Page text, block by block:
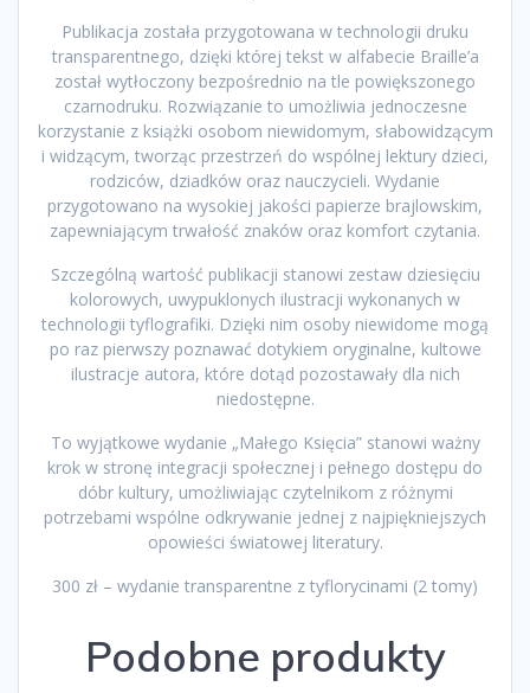
Publikacja została przygotowana w technologii druku
transparentnego, dzięki której tekst w alfabecie Braille’a
został wytłoczony bezpośrednio na tle powiększonego
czarnodruku. Rozwiązanie to umożliwia jednoczesne
korzystanie z książki osobom niewidomym, słabowidzącym
i widzącym, tworząc przestrzeń do wspólnej lektury dzieci,
rodziców, dziadków oraz nauczycieli. Wydanie
przygotowano na wysokiej jakości papierze brajlowskim,
zapewniającym trwałość znaków oraz komfort czytania.
Szczególną wartość publikacji stanowi zestaw dziesięciu
kolorowych, uwypuklonych ilustracji wykonanych w
technologii tyflografiki. Dzięki nim osoby niewidome mogą
po raz pierwszy poznawać dotykiem oryginalne, kultowe
ilustracje autora, które dotąd pozostawały dla nich
niedostępne.
To wyjątkowe wydanie „Małego Księcia” stanowi ważny
krok w stronę integracji społecznej i pełnego dostępu do
dóbr kultury, umożliwiając czytelnikom z różnymi
potrzebami wspólne odkrywanie jednej z najpiękniejszych
opowieści światowej literatury.
300 zł – wydanie transparentne z tyflorycinami (2 tomy)
Podobne produkty